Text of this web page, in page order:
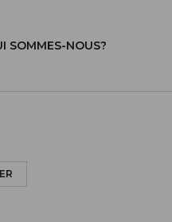
SOMMES-NOUS?